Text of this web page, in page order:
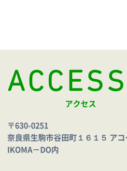
ACCESS
アクセス
〒630-0251
奈良県生駒市谷田町１６１５ ア
IKOMA－DO内